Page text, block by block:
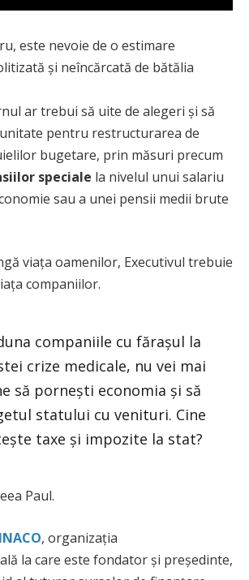
este nevoie de o estimare
și neîncărcată de bătălia
ar trebui să uite de alegeri și să
pentru restructurarea de
bugetare, prin măsuri precum
speciale la nivelul unui salariu
sau a unei pensii medii brute
viața oamenilor, Executivul trebuie
companiilor.
companiile cu fărașul la
crize medicale, nu vei mai
să pornești economia și să
statului cu venituri. Cine
taxe și impozite la stat?
Paul.
INACO, organizația
la care este fondator și președinte,